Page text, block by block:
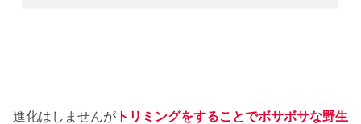
進化はしませんが トリミングをすることでボサボサな野生